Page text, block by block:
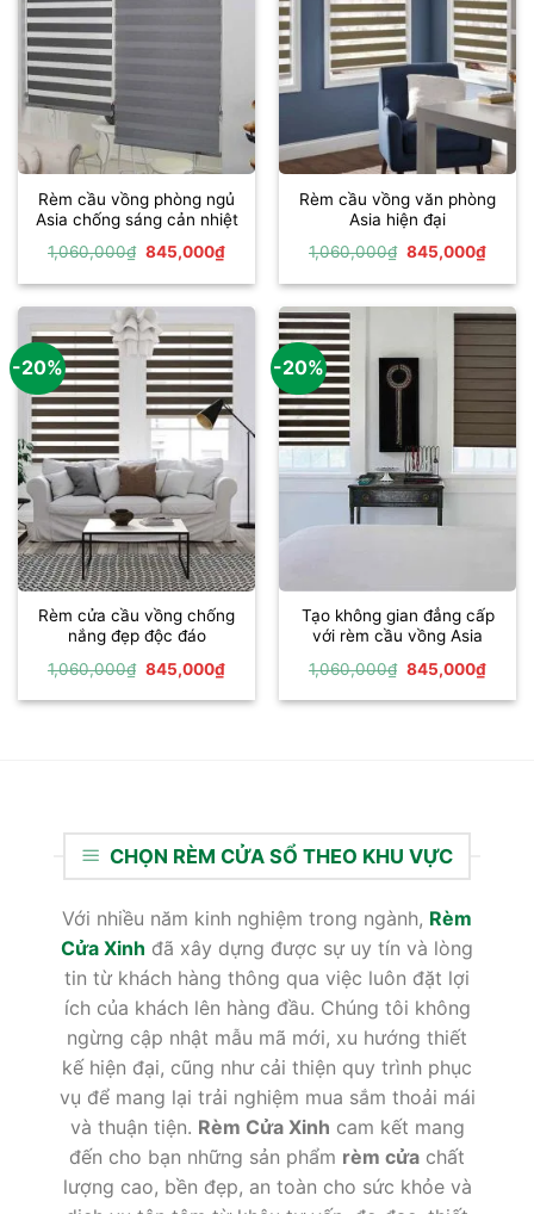
Rèm cầu vồng phòng ngủ
Asia chống sáng cản nhiệt
1,060,000₫ Giá
là:
845,000₫Giá
tại
845,000₫.
Rèm cầu vồng văn phòng
Asia hiện đại
1,060,000₫ Giá
là:
845,000₫Giá
tại
-20%
Rèm cửa cầu vồng chống
nắng đẹp độc đáo
1,060,000₫ Giá
là:
845,000₫Giá
tại
-20%
Tạo không gian đẳng cấp
với rèm cầu vồng Asia
1,060,000₫ Giá
là:
845,000₫Giá
tại
CHỌN RÈM CỬA SỔ THEO KHU VỰC
Với nhiều năm kinh nghiệm trong ngành, Rèm
Cửa Xinh đã xây dựng được sự uy tín và lòng
tin từ khách hàng thông qua việc luôn đặt lợi
ích của khách lên hàng đầu. Chúng tôi không
ngừng cập nhật mẫu mã mới, xu hướng thiết
kế hiện đại, cũng như cải thiện quy trình phục
vụ để mang lại trải nghiệm mua sắm thoải mái
và thuận tiện. Rèm Cửa Xinh cam kết mang
đến cho bạn những sản phẩm rèm cửa chất
lượng cao, bền đẹp, an toàn cho sức khỏe và